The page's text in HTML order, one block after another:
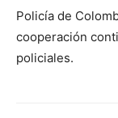
Policía de
cooperación
policiales.